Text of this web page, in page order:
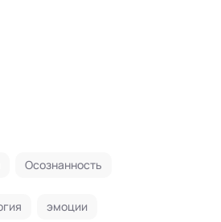
Осознанность
эмоции